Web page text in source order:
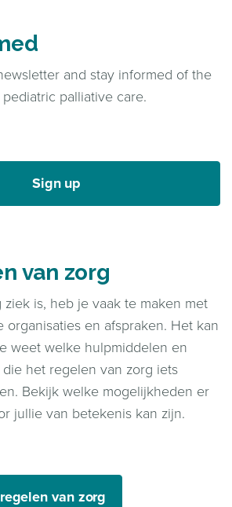
and stay informed of the
palliative care.
Sign up
van zorg
is, heb je vaak te maken met
en afspraken. Het kan
weet welke hulpmiddelen en
het regelen van zorg iets
Bekijk welke mogelijkheden er
jullie van betekenis kan zijn.
van zorg